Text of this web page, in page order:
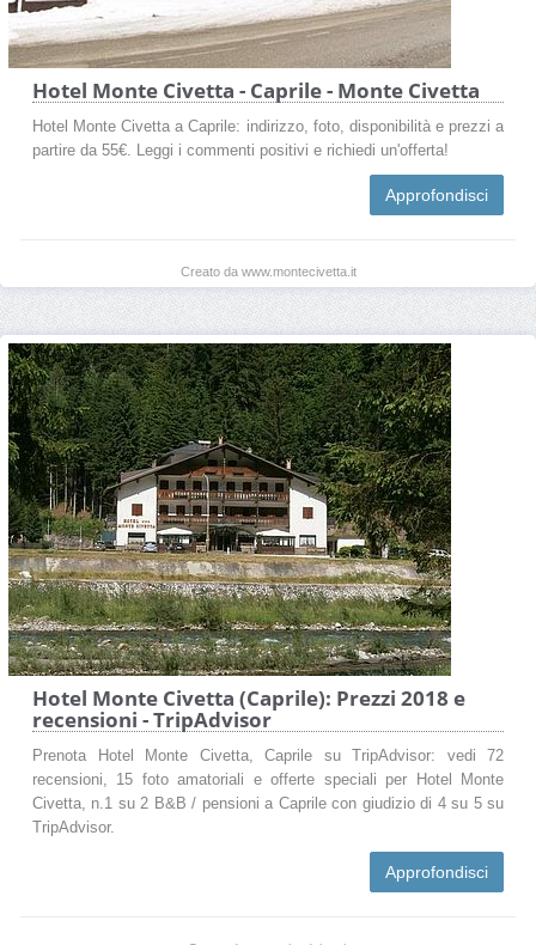
Hotel Monte Civetta - Caprile - Monte Civetta
Hotel Monte Civetta a Caprile: indirizzo, foto, disponibilità e prezzi a
partire da 55€. Leggi i commenti positivi e richiedi un'offerta!
Approfondisci
Creato da www.montecivetta.it
Hotel Monte Civetta (Caprile): Prezzi 2018 e
recensioni - TripAdvisor
Prenota Hotel Monte Civetta, Caprile su TripAdvisor: vedi 72
recensioni, 15 foto amatoriali e offerte speciali per Hotel Monte
Civetta, n.1 su 2 B&B / pensioni a Caprile con giudizio di 4 su 5 su
TripAdvisor.
Approfondisci